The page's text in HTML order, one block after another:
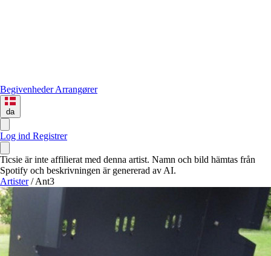
BegivenhederArrangører
da
Log ind Registrer
Ticsie är inte affilierat med denna artist. Namn och bild hämtas från
Spotify och beskrivningen är genererad av AI.
Artister / Ant3